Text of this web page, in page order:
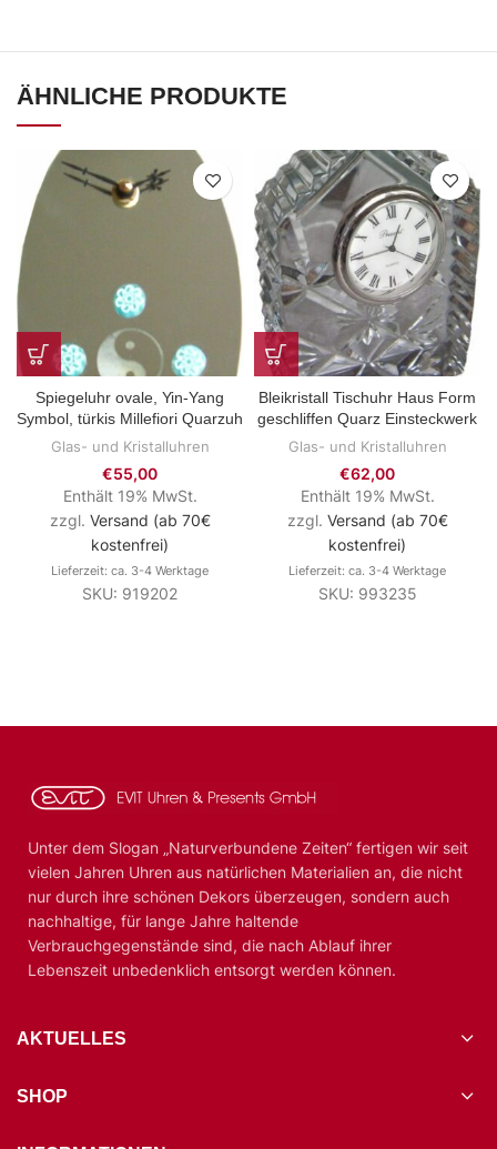
ÄHNLICHE PRODUKTE
Spiegeluhr ovale, Yin-Yang
Symbol, türkis Millefiori Quarzuh
Glas- und Kristalluhren
€55,00
Enthält 19% MwSt.
zzgl. Versand (ab 70€
kostenfrei)
Lieferzeit: ca. 3-4 Werktage
SKU: 919202
Bleikristall Tischuhr Haus Form
geschliffen Quarz Einsteckwerk
Glas- und Kristalluhren
€62,00
Enthält 19% MwSt.
zzgl. Versand (ab 70€
kostenfrei)
Lieferzeit: ca. 3-4 Werktage
SKU: 993235
Unter dem Slogan „Naturverbundene Zeiten“ fertigen wir seit
vielen Jahren Uhren aus natürlichen Materialien an, die nicht
nur durch ihre schönen Dekors überzeugen, sondern auch
nachhaltige, für lange Jahre haltende
Verbrauchgegenstände sind, die nach Ablauf ihrer
Lebenszeit unbedenklich entsorgt werden können.
AKTUELLES
SHOP